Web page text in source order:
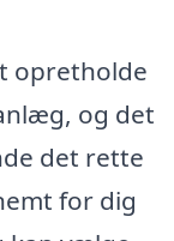
opretholde
og det
det rette
for dig